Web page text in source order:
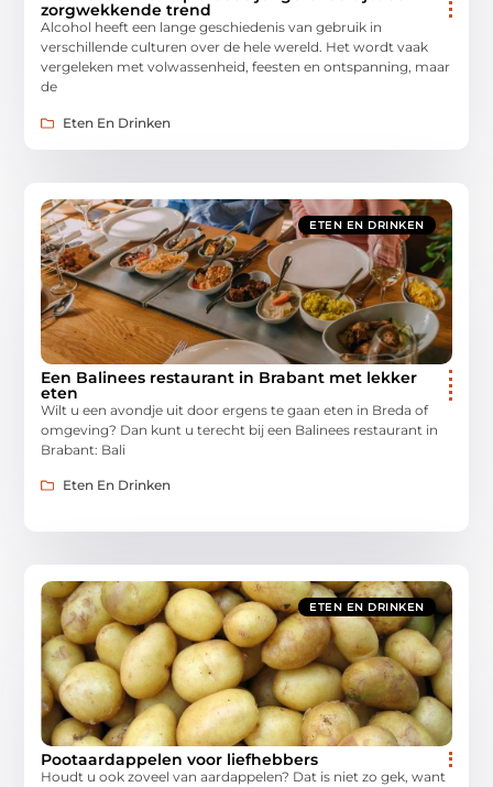
zorgwekkende trend
Alcohol heeft een lange geschiedenis van gebruik in
verschillende culturen over de hele wereld. Het wordt vaak
vergeleken met volwassenheid, feesten en ontspanning, maar
de
Eten En Drinken
ETEN EN DRINKEN
Een Balinees restaurant in Brabant met lekker
eten
Wilt u een avondje uit door ergens te gaan eten in Breda of
omgeving? Dan kunt u terecht bij een Balinees restaurant in
Brabant: Bali
Eten En Drinken
ETEN EN DRINKEN
Pootaardappelen voor liefhebbers
Houdt u ook zoveel van aardappelen? Dat is niet zo gek, want